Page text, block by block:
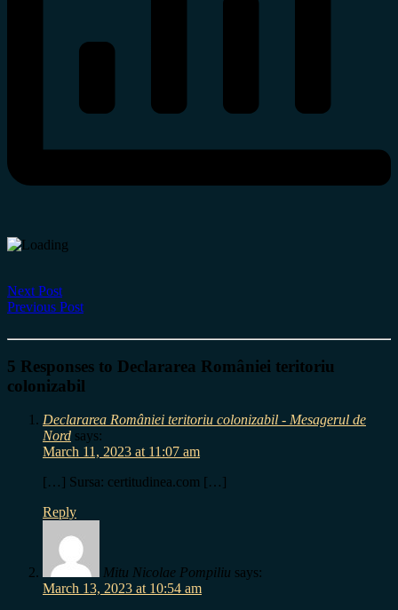
Next Post
Previous Post
5 Responses to Declararea României teritoriu
colonizabil
Declararea României teritoriu colonizabil - Mesagerul de
Nord says:
March 11, 2023 at 11:07 am
[…] Sursa: certitudinea.com […]
Reply
Mitu Nicolae Pompiliu says:
March 13, 2023 at 10:54 am